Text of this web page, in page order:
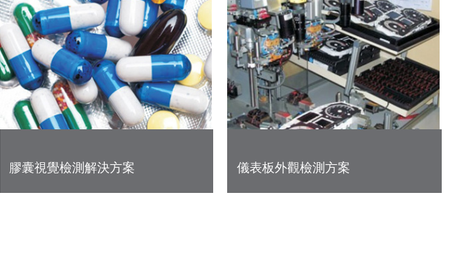
膠囊視覺檢測解決方案 儀表板外觀檢測方案